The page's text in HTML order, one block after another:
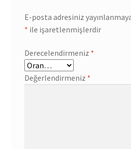
E-posta adresiniz
* ile işaretlenmişlerdir
Derecelendirmeniz *
Değerlendirmeniz *